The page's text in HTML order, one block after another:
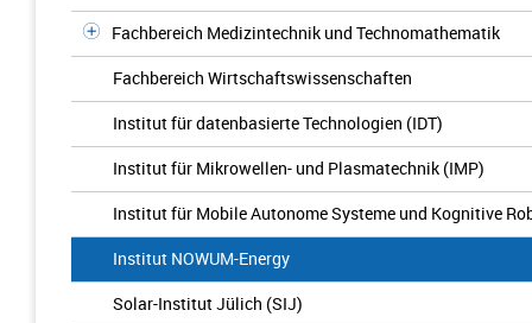
Fachbereich Medizintechnik und Technomathematik
Fachbereich Wirtschaftswissenschaften
Institut für datenbasierte Technologien (IDT)
Institut für Mikrowellen- und Plasmatechnik (IMP)
Institut für Mobile Autonome Systeme und Kognitive
Institut NOWUM-Energy
Solar-Institut Jülich (SIJ)